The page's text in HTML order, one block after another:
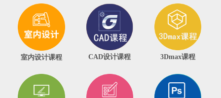
室内设计课程 CAD设计课程 3Dmax课程